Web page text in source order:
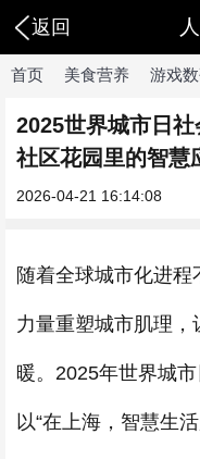
返回
首页 美食营养 游戏
2025世界城市日
社区花园里的智慧
2026-04-21 16:14:08
随着全球城市化进
力量重塑城市肌理，
暖。2025年世界城
以“在上海，智慧生